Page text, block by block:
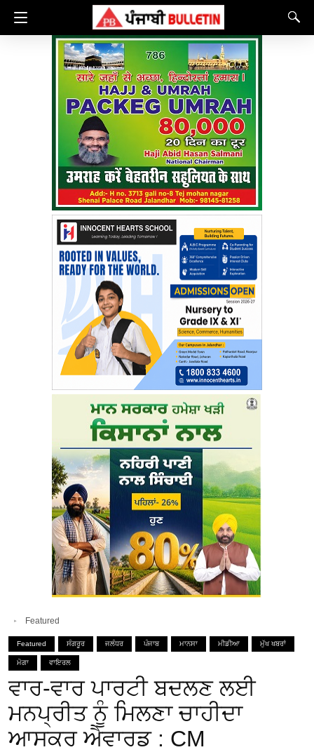
Featured
Featured ਸੰਗਰੂਰ ਜਲੰਧਰ ਪੰਜਾਬ ਮਾਨਸਾ ਮੀਡੀਆ ਮੁੱਖ ਖਬਰਾਂ
ਮੋਗਾ ਵਾਇਰਲ
ਵਾਰ-ਵਾਰ ਪਾਰਟੀ ਬਦਲਣ ਲਈ
ਮਨਪ੍ਰੀਤ ਨੂੰ ਮਿਲਣਾ ਚਾਹੀਦਾ
ਆਸਕਰ ਐਵਾਰਡ : CM